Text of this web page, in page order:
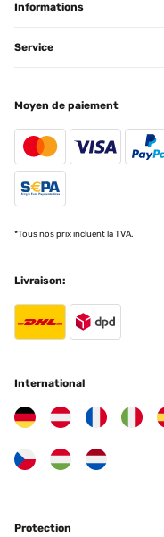
aspirateur à eau. L
bassin,car ma
niveau de la jointure.
pour nous voir
Utilisateur d'Amazon
Traduire
Super empty
Informations
Service
Moyen de paiement
*Tous nos prix incluent la TVA.
Livraison:
International
Protection